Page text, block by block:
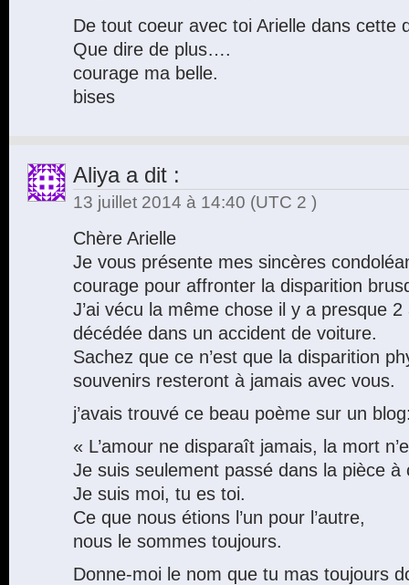
De tout coeur avec toi Arielle dans cette
Que dire de plus….
courage ma belle.
bises
Aliyaa dit :
13 juillet 2014 à 14:40 (UTC 2 )
Chère Arielle
Je vous présente mes sincères
courage pour affronter la disparition
J’ai vécu la même chose il y a presque
décédée dans un accident de voiture.
Sachez que ce n’est que la disparition
souvenirs resteront à jamais avec vous.
j’avais trouvé ce beau poème sur un
« L’amour ne disparaît jamais, la mort
Je suis seulement passé dans la pièce à
Je suis moi, tu es toi.
Ce que nous étions l’un pour l’autre,
nous le sommes toujours.
Donne-moi le nom que tu mas toujours